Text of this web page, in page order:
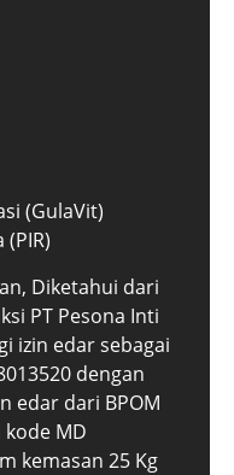
(GulaVit)
Diketahui dari
PT Pesona Inti
izin edar sebagai
dengan
edar dari BPOM
MD
kemasan 25 Kg